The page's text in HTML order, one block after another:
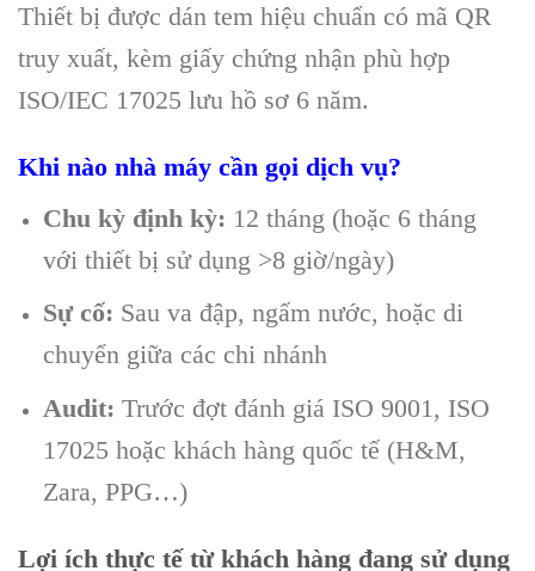
Thiết bị được dán tem hiệu chuẩn có mã QR
truy xuất, kèm giấy chứng nhận phù hợp
ISO/IEC 17025 lưu hồ sơ 6 năm.
Khi nào nhà máy cần gọi dịch vụ?
Chu kỳ định kỳ: 12 tháng (hoặc 6 tháng
với thiết bị sử dụng >8 giờ/ngày)
Sự cố: Sau va đập, ngấm nước, hoặc di
chuyển giữa các chi nhánh
Audit: Trước đợt đánh giá ISO 9001, ISO
17025 hoặc khách hàng quốc tế (H&M,
Zara, PPG…)
Lợi ích thực tế từ khách hàng đang sử dụng